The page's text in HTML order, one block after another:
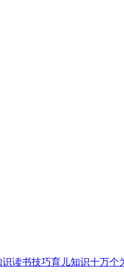
识读书技巧育儿知识十万个